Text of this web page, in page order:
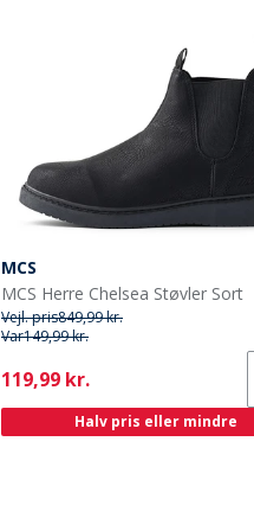
MCS
MCS Herre Chelsea Støvler Sort
Vejl. pris849,99 kr.
Var149,99 kr.
Current
119,99 kr.
Halv pris eller mindre